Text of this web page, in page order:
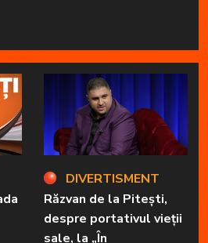
DIVERTISMENT
Răzvan de la Pitești,
despre portativul vieții
sale, la „În